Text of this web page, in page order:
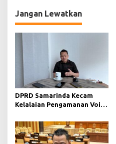
a
s
i
p
Jangan Lewatkan
DPRD Samarinda Kecam
Kelalaian Pengamanan Void
Korban Jiwa